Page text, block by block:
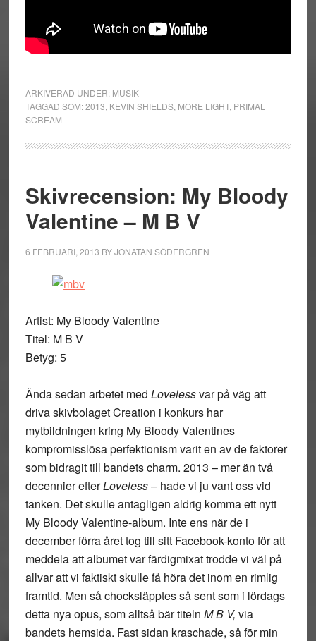
ARKIVERAD UNDER: MUSIK
TAGGAD SOM:2013 KEVIN SHIELDS, MORE LIGHT, PRIMAL
SCREAM
Skivrecension: My Bloody
Valentine – M B V
6 FEBRUARI, 2013 BYJONATAN SÖDERGREN
Artist: My Bloody Valentine
Titel: M B V
Betyg: 5
Ända sedan arbetet med Lovelessvar på väg att
driva skivbolaget Creation i konkurs har
mytbildningen kring My Bloody Valentines
kompromisslösa perfektionism varit en av de faktorer
som bidragit till bandets charm. 2013 – mer än två
decennier efterLoveless– hade vi ju vant oss vid
tanken. Det skulle antagligen aldrig komma ett nytt
My Bloody Valentine-album. Inte ens när de i
december förra året tog till sitt Facebook-konto för att
meddela att albumet var färdigmixat trodde vi väl på
allvar att vi faktiskt skulle få höra det inom en rimlig
framtid. Men så chocksläpptes så sent som i lördags
detta nya opus, som alltså bär titeln M B V, via
bandets hemsida. Fast sidan kraschade, så för min